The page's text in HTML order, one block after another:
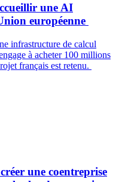
une AI
européenne
infrastructure de calcul
à acheter 100 millions
français est retenu.
une coentreprise